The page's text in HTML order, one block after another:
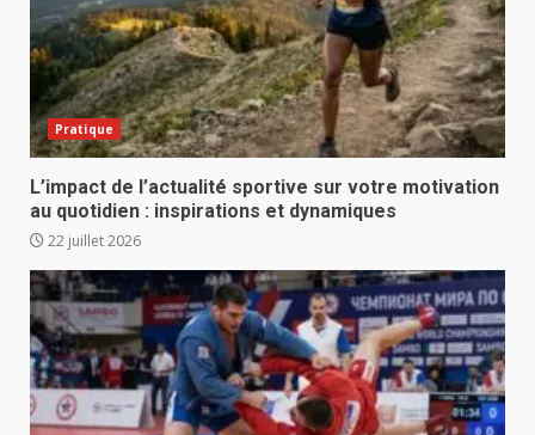
Pratique
L’impact de l’actualité sportive sur votre motivation
au quotidien : inspirations et dynamiques
22 juillet 2026